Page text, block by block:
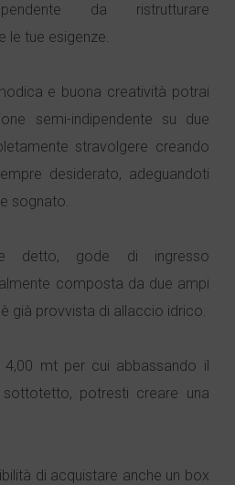
da ristrutturare
le tue esigenze.
e buona creatività potrai
semi-indipendente su due
stravolgere creando
desiderato, adeguandoti
sognato.
detto, gode di ingresso
composta da due ampi
già provvista di allaccio idrico.
mt per cui abbassando il
potresti creare una
di acquistare anche un box